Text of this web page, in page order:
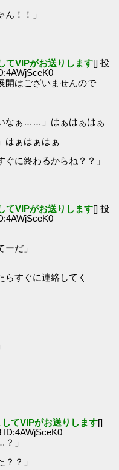
！！」
てVIPがお送りします[] 投
開はございませんので
なぁ……」はぁはぁはぁ
ぁはぁはぁ
に終わるからね？？」
てVIPがお送りします[] 投
だ」
らすぐに連絡してく
てVIPがお送りします[]
ID:4AWjSceK0
」
？」